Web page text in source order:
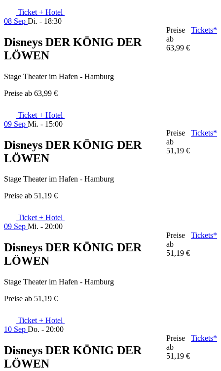
Ticket + Hotel
08 Sep Di. - 18:30
Disneys DER KÖNIG DER
LÖWEN
Stage Theater im Hafen - Hamburg
Preise ab 63,99 €
Preise
ab
63,99 €
Tickets*
Ticket + Hotel
09 Sep Mi. - 15:00
Disneys DER KÖNIG DER
LÖWEN
Stage Theater im Hafen - Hamburg
Preise ab 51,19 €
Preise
ab
51,19 €
Tickets*
Ticket + Hotel
09 Sep Mi. - 20:00
Disneys DER KÖNIG DER
LÖWEN
Stage Theater im Hafen - Hamburg
Preise ab 51,19 €
Preise
ab
51,19 €
Tickets*
Ticket + Hotel
10 Sep Do. - 20:00
Disneys DER KÖNIG DER
LÖWEN
Preise
ab
51,19 €
Tickets*